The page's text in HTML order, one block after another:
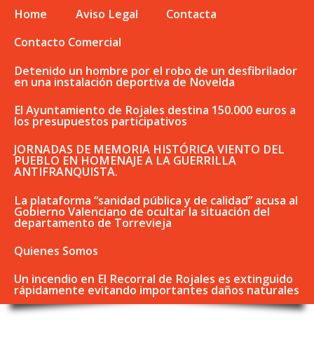
Home Aviso Legal
Contacta
Contacto Comercial
Detenido un hombre por el robo de un desfibrilador
en una instalación deportiva de Novelda
El Ayuntamiento de Rojales destina 150.000 euros a
los presupuestos participativos
JORNADAS DE MEMORIA HISTÓRICA VIENTO DEL
PUEBLO EN HOMENAJE A LA GUERRILLA
ANTIFRANQUISTA.
La plataforma “sanidad pública y de calidad” acusa al
Gobierno Valenciano de ocultar la situación del
departamento de Torrevieja
Quienes Somos
Un incendio en El Recorral de Rojales es extinguido
rápidamente evitando importantes daños naturales